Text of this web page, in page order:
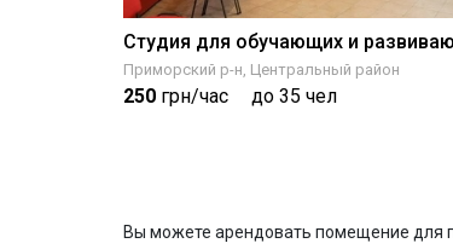
Приморский р-н, Центральный район
250 грн/час до 35 чел
Вы можете арендовать помещение для